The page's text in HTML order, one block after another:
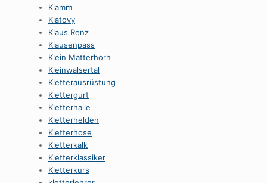
Klamm
Klatovy
Klaus Renz
Klausenpass
Klein Matterhorn
Kleinwalsertal
Kletterausrüstung
Klettergurt
Kletterhalle
Kletterhelden
Kletterhose
Kletterkalk
Kletterklassiker
Kletterkurs